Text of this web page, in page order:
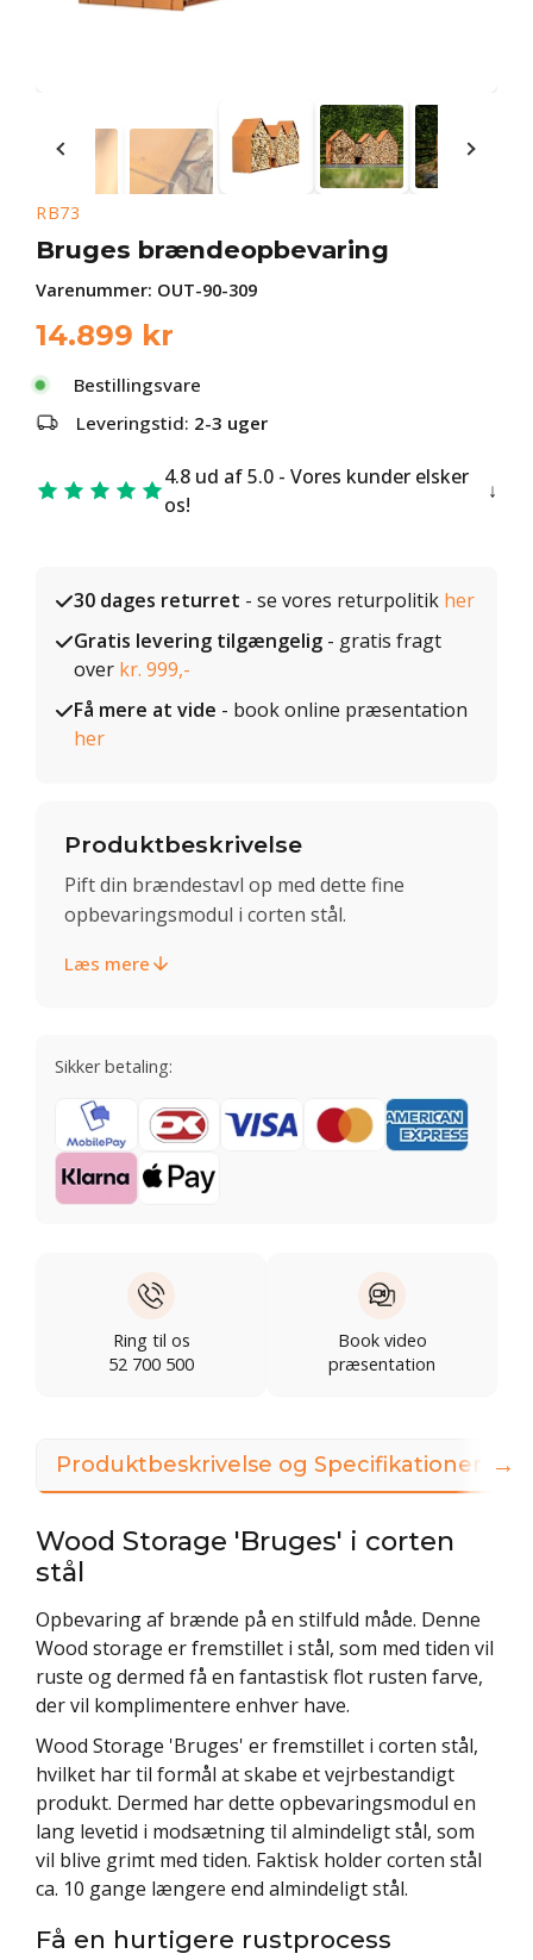
RB73
Bruges brændeopbevaring
Varenummer: OUT-90-309
14.899 kr
Bestillingsvare
Leveringstid: 2-3 uger
4.8 ud af 5.0 - Vores kunder elsker
os!
30 dages returret - se vores returpolitik her
Gratis levering tilgængelig - gratis fragt
over kr. 999,-
Få mere at vide - book online præsentation
her
Produktbeskrivelse
Pift din brændestavl op med dette fine
opbevaringsmodul i corten stål.
Læs mere
Sikker betaling:
Ring til os
52 700 500
Book video
præsentation
Produktbeskrivelse og Specifikationer
Wood Storage 'Bruges' i corten
stål
Opbevaring af brænde på en stilfuld måde. Denne
Wood storage er fremstillet i stål, som med tiden vil
ruste og dermed få en fantastisk flot rusten farve,
der vil komplimentere enhver have.
Wood Storage 'Bruges' er fremstillet i corten stål,
hvilket har til formål at skabe et vejrbestandigt
produkt. Dermed har dette opbevaringsmodul en
lang levetid i modsætning til almindeligt stål, som
vil blive grimt med tiden. Faktisk holder corten stål
ca. 10 gange længere end almindeligt stål.
Få en hurtigere rustprocess
→